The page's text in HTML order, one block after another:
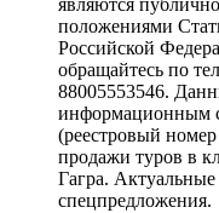
являются
положениями
Российской
обращайтесь по
88005553546.
информационным
(реестровый
продажи туров в
Гагра.
спецпредложения.